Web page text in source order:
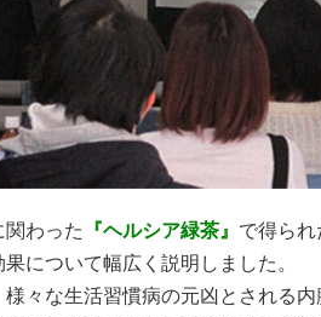
わった 『ヘルシア緑茶』 で得られ
について幅広く説明しました。
々な生活習慣病の元凶とされる